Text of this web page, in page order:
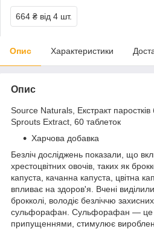
664 ₴ від 4 шт.
Опис Характеристики
Опис
Source Naturals, Екстракт
Sprouts Extract, 60 таблеток
Харчова добавка
Безліч досліджень показали, що
хрестоцвітних овочів, таких як
капуста, качанна капуста, цвітна
впливає на здоров'я. Вчені
брокколі, володіє безліччю
сульфорафан. Сульфорафан — це
припущеннями, стимулює